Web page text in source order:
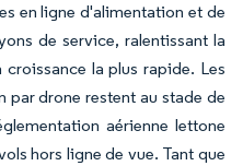
en ligne d'alimentation et de
de service, ralentissant la
la plus rapide. Les
drone restent au stade de
aérienne lettone
hors ligne de vue. Tant que